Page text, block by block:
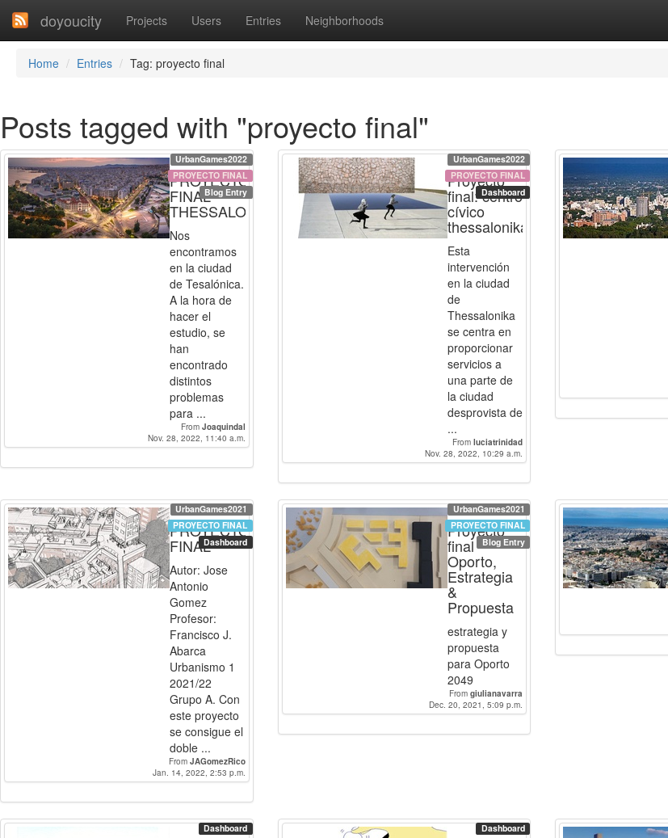
doyoucity Projects Users Entries Neighborhoods
Home Entries Tag: proyecto final
Posts tagged with "proyecto final"
UrbanGames2022
PROYECTO FINAL
Blog Entry
PROYECTO
FINAL
THESSALONIKA
Nos
encontramos
en la ciudad
de Tesalónica.
A la hora de
hacer el
estudio, se
han
encontrado
distintos
problemas
para ...
From Joaquindal
Nov. 28, 2022, 11:40 a.m.
UrbanGames2022
PROYECTO FINAL
Dashboard
Proyecto
final: centro
cívico
thessalonika
Esta
intervención
en la ciudad
de
Thessalonika
se centra en
proporcionar
servicios a
una parte de
la ciudad
desprovista de
...
From luciatrinidad
Nov. 28, 2022, 10:29 a.m.
UrbanGames2021
PROYECTO FINAL
Dashboard
PROYECTO
FINAL
Autor: Jose
Antonio
Gomez
Profesor:
Francisco J.
Abarca
Urbanismo 1
2021/22
Grupo A. Con
este proyecto
se consigue el
doble ...
From JAGomezRico
Jan. 14, 2022, 2:53 p.m.
UrbanGames2021
PROYECTO FINAL
Blog Entry
Proyecto
final
Oporto,
Estrategia
&
Propuesta
estrategia y
propuesta
para Oporto
2049
From giulianavarra
Dec. 20, 2021, 5:09 p.m.
Dashboard Dashboard